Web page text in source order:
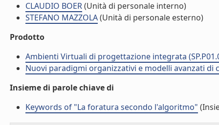
CLAUDIO BOER(Unità di personale interno)
STEFANO MAZZOLA(Unità di personale esterno)
Prodotto
Ambienti Virtuali di progettazione integrata
Nuovi paradigmi organizzativi e modelli avanzati di
Insieme di parole chiave di
Keywords of "La foratura secondo l'algoritmo"